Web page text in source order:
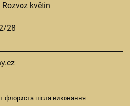
květin
28
флориста після виконання